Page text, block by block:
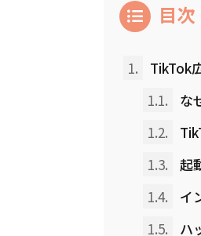
目次
1.
TikTok
1.1.
な
1.2.
1.3.
起
1.4.
イ
1.5.
ハ